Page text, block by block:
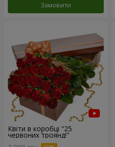
Замовити
Квіти в коробці "25
червоних троянд!"